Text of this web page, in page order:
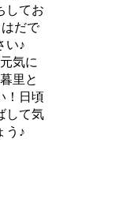
してお
はだで
い♪
気に
里と
！日頃
して気
う♪